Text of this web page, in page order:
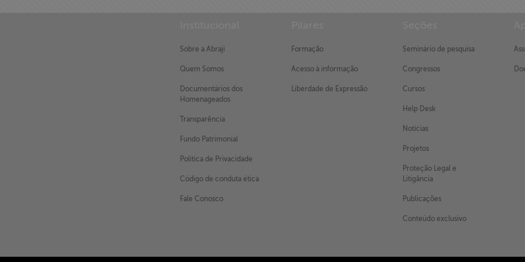
Sobre a Abraji
Quem Somos
Documentários dos
Homenageados
Transparência
Fundo Patrimonial
Política de Privacidade
Código de conduta ética
Fale Conosco
Formação
Acesso à informação
Liberdade de Expressão
Seminário de pesquisa
Congressos
Cursos
Help Desk
Notícias
Projetos
Proteção Legal e
Litigância
Publicações
Conteúdo exclusivo